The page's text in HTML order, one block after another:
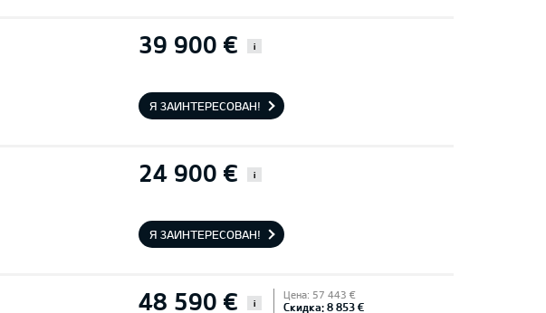
39 900 € i
Я ЗАИНТЕРЕСОВАН!
24 900 € i
Я ЗАИНТЕРЕСОВАН!
48 590 € i
Цена: 57 443 €
Скидка: 8 853 €